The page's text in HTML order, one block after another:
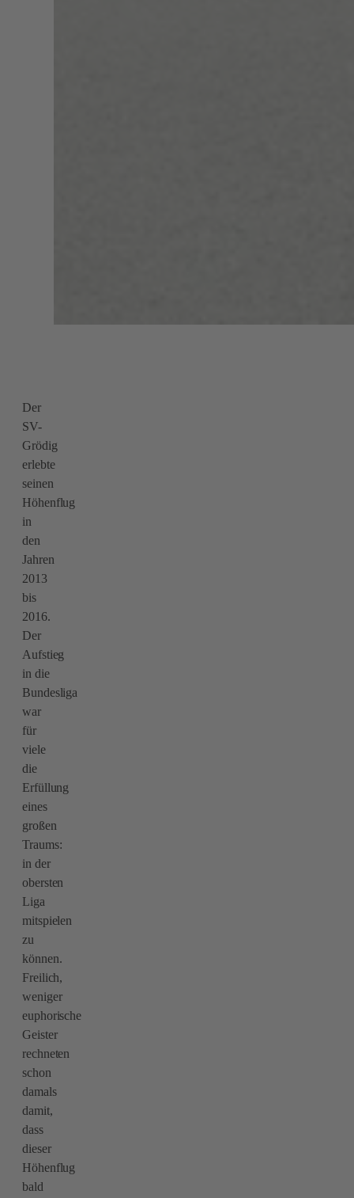
Der
SV-
Grödig
erlebte
seinen
Höhenflug
in
den
Jahren
2013
bis
2016.
Der
Aufstieg
in die
Bundesliga
war
für
viele
die
Erfüllung
eines
großen
Traums:
in der
obersten
Liga
mitspielen
zu
können.
Freilich,
weniger
euphorische
Geister
rechneten
schon
damals
damit,
dass
dieser
Höhenflug
bald